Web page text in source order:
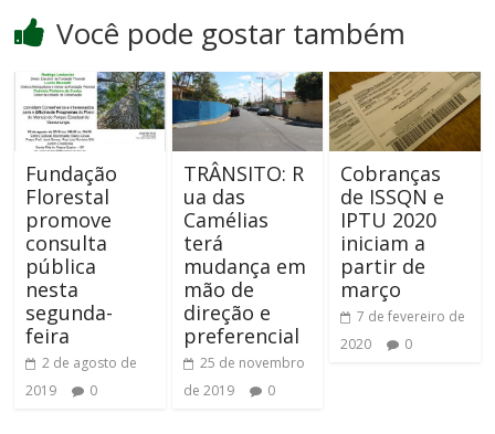
Você pode gostar também
Fundação
Florestal
promove
consulta
pública
nesta
segunda-
feira
2 de agosto de
2019
0
TRÂNSITO: R
ua das
Camélias
terá
mudança em
mão de
direção e
preferencial
25 de novembro
de 2019
0
Cobranças
de ISSQN e
IPTU 2020
iniciam a
partir de
março
7 de fevereiro de
2020
0